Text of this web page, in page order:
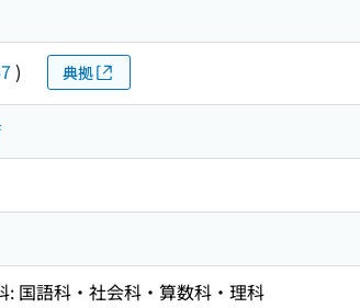
) 典拠
国語科・社会科・算数科・理科